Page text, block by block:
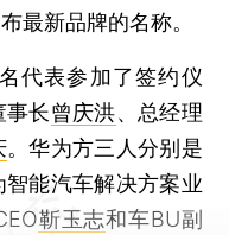
最新品牌的名称。
表参加了签约仪
事长曾庆洪、总经理
。华为方三人分别是
智能汽车解决方案业
靳玉志和车BU副